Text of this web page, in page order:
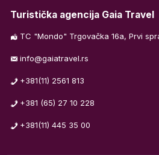
Turistička agencija Gaia Travel
TC "Mondo" Trgovačka 16a, Prvi
info@gaiatravel.rs
+381(11) 2561 813
+381 (65) 27 10 228
+381(11) 445 35 00